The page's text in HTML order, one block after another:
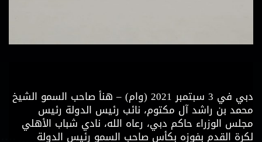
دبي في 3 سبتمبر 2021 (وام) – هنأ صاحب السمو الشيخ
محمد بن راشد آل مكتوم، نائب رئيس الدولة رئيس
مجلس الوزراء حاكم دبي، رعاه الله، نادي شباب الأهلي
لكرة القدم بفوزه بكأس صاحب السمو رئيس الدولة